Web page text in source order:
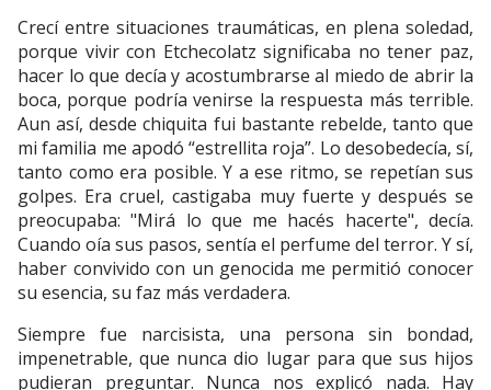
Crecí entre situaciones traumáticas, en plena soledad,
porque vivir con Etchecolatz significaba no tener paz,
hacer lo que decía y acostumbrarse al miedo de abrir la
boca, porque podría venirse la respuesta más terrible.
Aun así, desde chiquita fui bastante rebelde, tanto que
mi familia me apodó “estrellita roja”. Lo desobedecía, sí,
tanto como era posible. Y a ese ritmo, se repetían sus
golpes. Era cruel, castigaba muy fuerte y después se
preocupaba: "Mirá lo que me hacés hacerte", decía.
Cuando oía sus pasos, sentía el perfume del terror. Y sí,
haber convivido con un genocida me permitió conocer
su esencia, su faz más verdadera.
Siempre fue narcisista, una persona sin bondad,
impenetrable, que nunca dio lugar para que sus hijos
pudieran preguntar. Nunca nos explicó nada. Hay